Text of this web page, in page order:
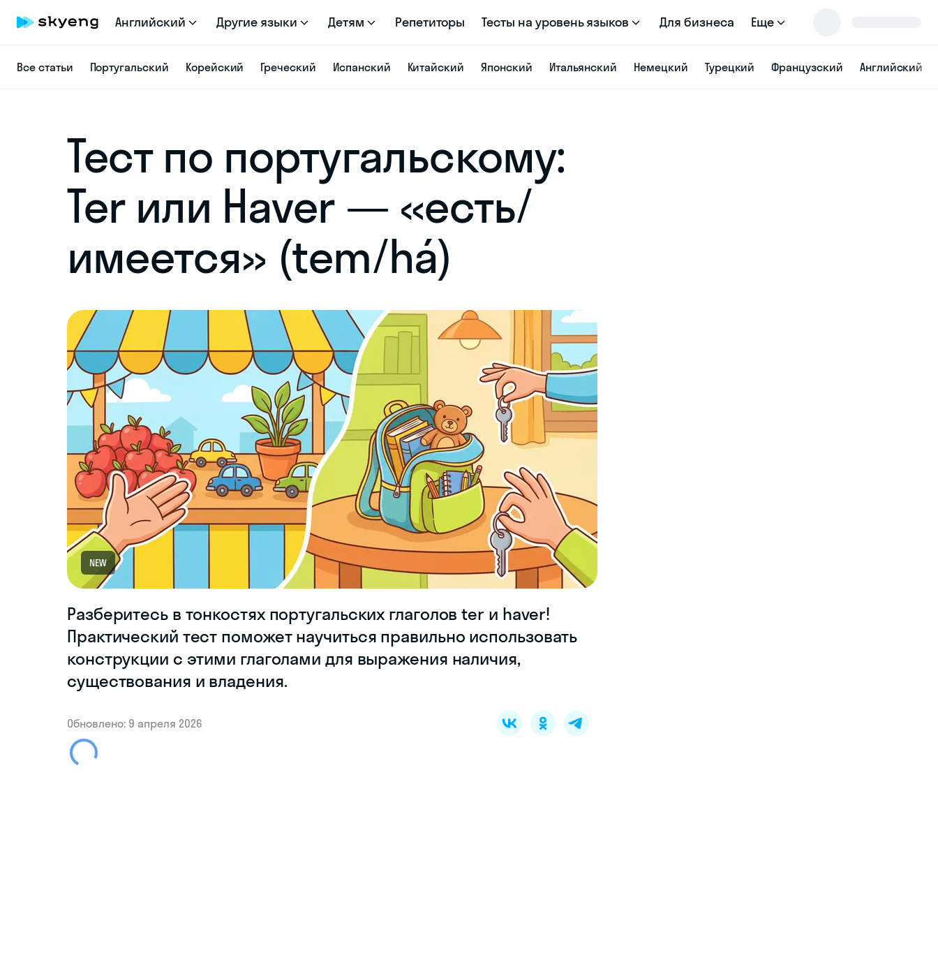
Английский Другие языки Детям Репетиторы Тесты на уровень языков Для бизнеса Еще
Все статьи Португальский Корейский Греческий Испанский Китайский Японский Итальянский Немецкий Турецкий Французский Английский
Тест по португальскому:
Ter или Haver — «есть/
имеется» (tem/há)
NEW
Разберитесь в тонкостях португальских глаголов ter и haver!
Практический тест поможет научиться правильно использовать
конструкции с этими глаголами для выражения наличия,
существования и владения.
Обновлено: 9 апреля 2026